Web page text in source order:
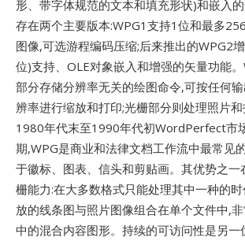
形、带字体规范的文本和填充形状)和嵌入
存在两个主要版本:WPG1支持1位和最多
图像,可选游程编码压缩;后来推出的WPG2
位)支持、OLE对象嵌入和增强的矢量功能
部分存储分辨率无关的绘图命令,可按任何
辨率进行缩放和打印;光栅部分则处理照片
1980年代末至1990年代初WordPerfect市
期,WPG是商业和法律文档工作流中最常见
于徽标、图表、信头和剪贴画。其优势之
栅能力:在大多数格式只能处理其中一种的
放的线条图与照片图像组合在单个文件中,
中的混合内容图形。持续的可访问性是另